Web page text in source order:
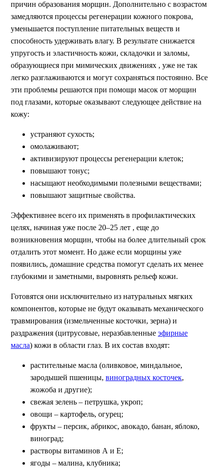
причин образования морщин. Дополнительно с возрастом
замедляются процессы регенерации кожного покрова,
уменьшается поступление питательных веществ и
способность удерживать влагу. В результате снижается
упругость и эластичность кожи, складочки и заломы,
образующиеся при мимических движениях , уже не так
легко разглаживаются и могут сохраняться постоянно. Все
эти проблемы решаются при помощи масок от морщин
под глазами, которые оказывают следующее действие на
кожу:
устраняют сухость;
омолаживают;
активизируют процессы регенерации клеток;
повышают тонус;
насыщают необходимыми полезными веществами;
повышают защитные свойства.
Эффективнее всего их применять в профилактических
целях, начиная уже после 20–25 лет , еще до
возникновения морщин, чтобы на более длительный срок
отдалить этот момент. Но даже если морщины уже
появились, домашние средства помогут сделать их менее
глубокими и заметными, выровнять рельеф кожи.
Готовятся они исключительно из натуральных мягких
компонентов, которые не будут оказывать механического
травмирования (измельченные косточки, зерна) и
раздражения (цитрусовые, неразбавленные эфирные
масла) кожи в области глаз. В их состав входят:
растительные масла (оливковое, миндальное,
зародышей пшеницы, виноградных косточек,
жожоба и другие);
свежая зелень – петрушка, укроп;
овощи – картофель, огурец;
фрукты – персик, абрикос, авокадо, банан, яблоко,
виноград;
растворы витаминов А и Е;
ягоды – малина, клубника;